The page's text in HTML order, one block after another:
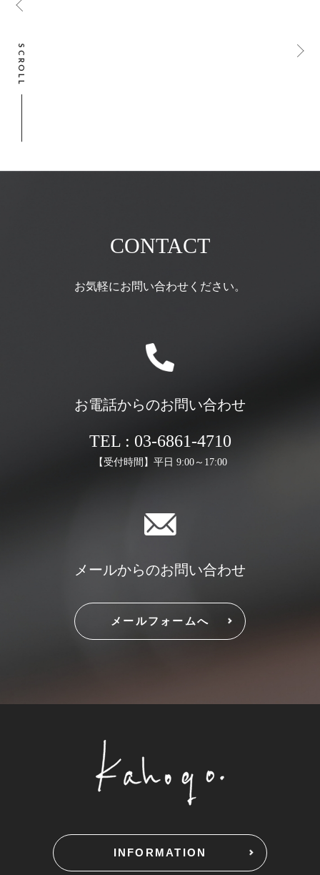
SCROLL
CONTACT
お気軽にお問い合わせください。
お電話からのお問い合わせ
TEL : 03-6861-4710
【受付時間】平日 9:00～17:00
メールからのお問い合わせ
メールフォームへ
INFORMATION